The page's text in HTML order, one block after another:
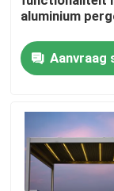
Huis
Producten
Ongeveer ons
aluminium
Aanvraag